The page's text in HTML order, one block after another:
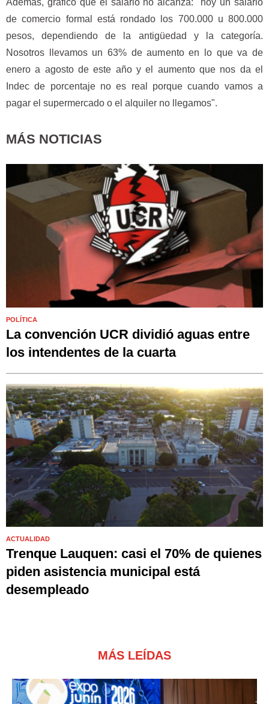
de comercio formal está rondado los 700.000 u 800.000
pesos, dependiendo de la antigüedad y la categoría.
Nosotros llevamos un 63% de aumento en lo que va de
enero a agosto de este año y el aumento que nos da el
Indec de porcentaje no es real porque cuando vamos a
pagar el supermercado o el alquiler no llegamos".
MÁS NOTICIAS
POLÍTICA
La convención UCR dividió aguas entre
los intendentes de la cuarta
ACTUALIDAD
Trenque Lauquen: casi el 70% de quienes
piden asistencia municipal está
desempleado
MÁS LEÍDAS